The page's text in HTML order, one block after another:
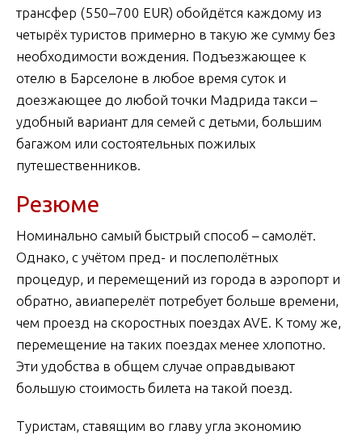
трансфер (550–700 EUR) обойдётся каждому из
четырёх туристов примерно в такую же сумму без
необходимости вождения. Подъезжающее к
отелю в Барселоне в любое время суток и
доезжающее до любой точки Мадрида такси –
удобный вариант для семей с детьми, большим
багажом или состоятельных пожилых
путешественников.
Резюме
Номинально самый быстрый способ – самолёт.
Однако, с учётом пред- и послеполётных
процедур, и перемещений из города в аэропорт и
обратно, авиаперелёт потребует больше времени,
чем проезд на скоростных поездах AVE. К тому же,
перемещение на таких поездах менее хлопотно.
Эти удобства в общем случае оправдывают
большую стоимость билета на такой поезд.
Туристам, ставящим во главу угла экономию